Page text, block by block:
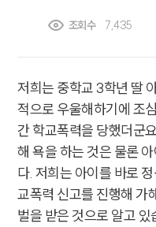
조회수 7,435
저희는 중학교 3학년 딸
적으로 우울해하기에 조
간 학교폭력을 당했더군
해 욕을 하는 것은 물론
다. 저희는 아이를 바로
교폭력 신고를 진행해 가
벌을 받은 것으로 알고